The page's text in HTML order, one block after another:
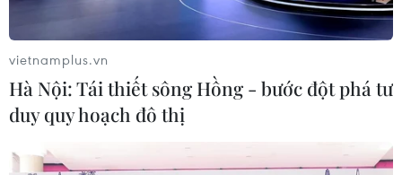
vietnamplus.vn
Hà Nội: Tái thiết sông Hồng - bước đột phá tư
duy quy hoạch đô thị